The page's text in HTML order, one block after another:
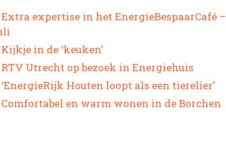
expertise in het EnergieBespaarCafé –
in de ‘keuken’
Utrecht op bezoek in Energiehuis
Houten loopt als een tierelier’
en warm wonen in de Borchen